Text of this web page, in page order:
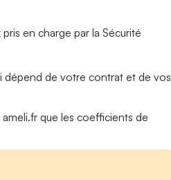
en charge par la Sécurité
dépend de votre contrat et de vos
que les coefficients de